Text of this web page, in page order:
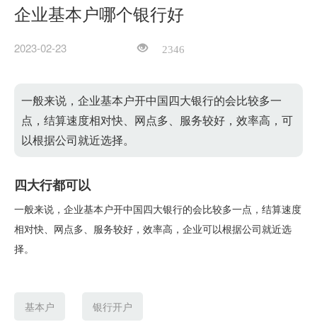
企业基本户哪个银行好
2023-02-23 2346
一般来说，企业基本户开中国四大银行的会比较多一
点，结算速度相对快、网点多、服务较好，效率高，可
以根据公司就近选择。
四大行都可以
一般来说，企业基本户开中国四大银行的会比较多一点，结算速度
相对快、网点多、服务较好，效率高，企业可以根据公司就近选
择。
基本户 银行开户